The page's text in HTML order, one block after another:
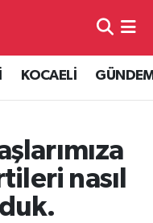
KOCAELİ
nasıl